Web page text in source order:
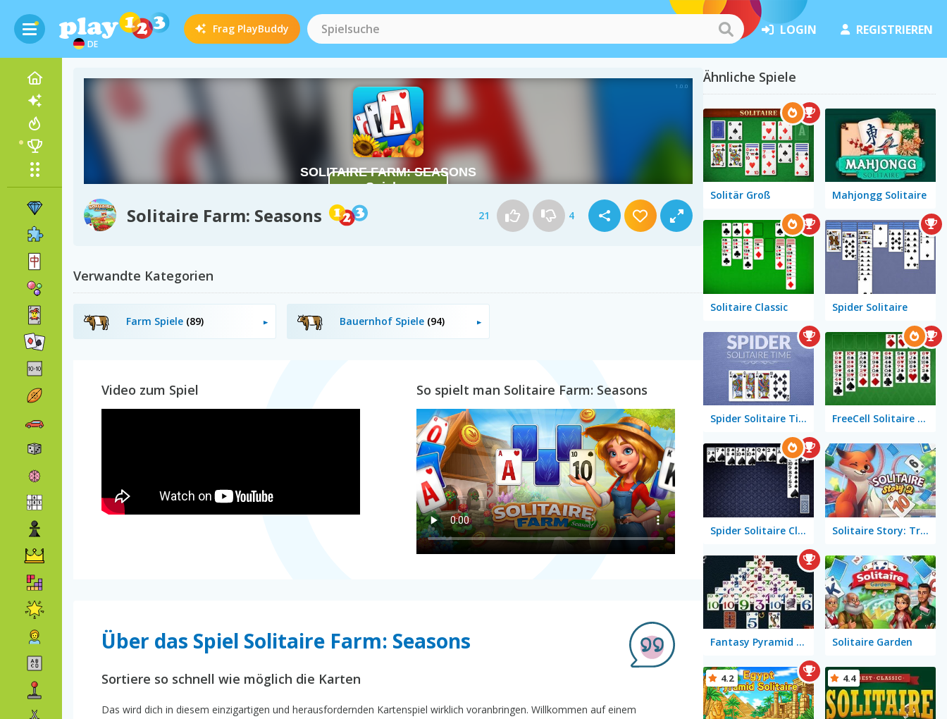
DE
Frag PlayBuddy LOGIN REGISTRIEREN
Solitaire Farm: Seasons 21 4
Verwandte Kategorien
Farm Spiele (89) Bauernhof Spiele (94)
Video zum Spiel So spielt man Solitaire Farm: Seasons
Über das Spiel Solitaire Farm: Seasons
Sortiere so schnell wie möglich die Karten
Das wird dich in diesem einzigartigen und herausfordernden Kartenspiel wirklich voranbringen. Willkommen auf einem
Ähnliche Spiele
Solitär Groß Mahjongg Solitaire
Solitaire Classic Spider Solitaire
Spider Solitaire Time FreeCell Solitaire Classic
Spider Solitaire Classic Solitaire Story: TriPeaks 2
Fantasy Pyramid Solitaire Solitaire Garden
4.2 4.4